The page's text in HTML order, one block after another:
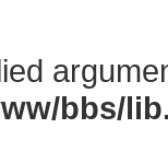
bbs/